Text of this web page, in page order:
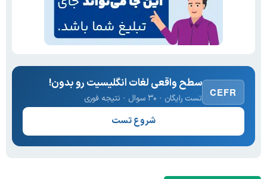
CEFR
سطح واقعی لغات انگلیسیت رو بدون!
تست رایگان · ۳۰ سوال · نتیجه فوری
شروع تست